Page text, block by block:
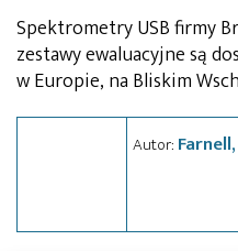
Spektrometry USB firmy
zestawy ewaluacyjne są
w Europie, na Bliskim
Autor: